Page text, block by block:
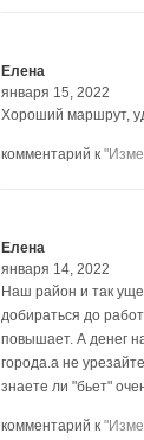
Елена
января 15, 2022
Хороший маршрут,
комментарий к
Елена
января 14, 2022
Наш район и так
добираться до
повышает. А денег
города.а не
знаете ли "бьет"
комментарий к